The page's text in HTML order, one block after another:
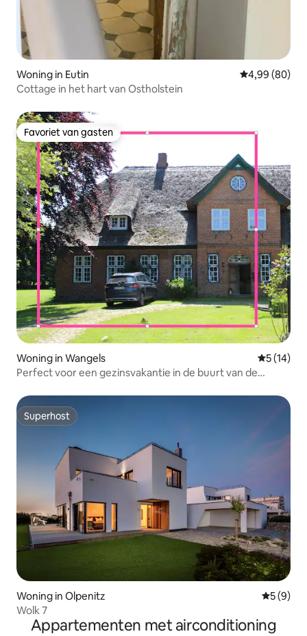
Woning in Eutin Gemiddelde
4,99 (80)
Cottage in het hart van Ostholstein
Favoriet van gasten
Favoriet van gasten
Woning in Wangels
5 (14)
Perfect voor een gezinsvakantie in de buurt van de
Superhost
Superhost
Woning in Olpenitz
5 (9)
Wolk 7
Appartementen met airconditioning